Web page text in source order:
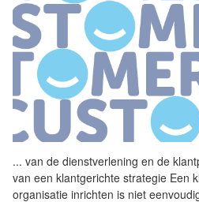
... van de dienstverlening en de
van een klantgerichte strategie Een
organisatie inrichten is niet